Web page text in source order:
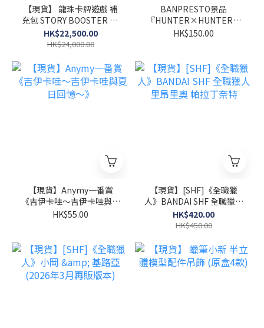
【現貨】 龍珠卡牌遊戲 補
充包 STORY BOOSTER 01
[ST01] (原箱240包)
HK$22,500.00
HK$24,000.00
BANPRESTO景品
『HUNTER×HUNTER獵
人 FIGLIFE！波特克林』
HK$150.00
【現貨】Anymy一番賞
《吉伊卡哇～吉伊卡哇與夏
日回憶～》
HK$55.00
【現貨】[SHF]《全職獵
人》BANDAI SHF 全職獵人
里昂里奧 帕拉丁奈特
HK$420.00
HK$450.00